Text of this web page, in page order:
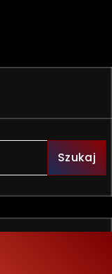
Szukaj